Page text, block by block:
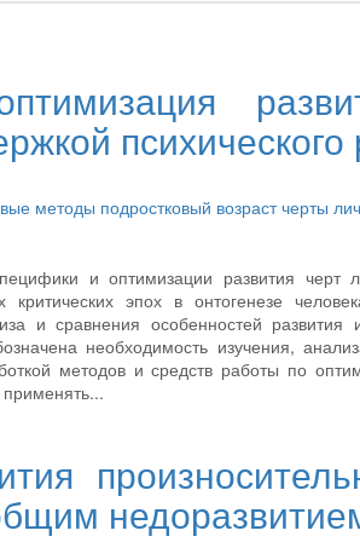
психического
методы подростковый возрастчерты
и оптимизации развития черт
эпох в онтогенезе
и сравнения особенностей
необходимость изучения,
методов и средств работы по